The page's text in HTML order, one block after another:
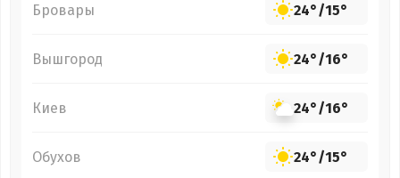
Бровары 24°/15°
Вышгород 24°/16°
Киев 24°/16°
Обухов 24°/15°